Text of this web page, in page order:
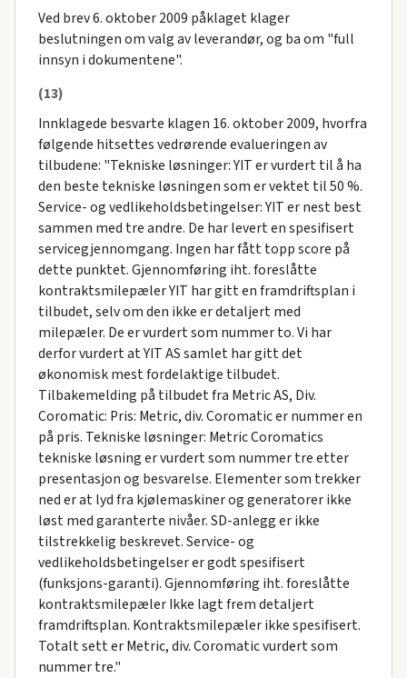
Ved brev 6. oktober 2009 påklaget klager
beslutningen om valg av leverandør, og ba om "full
innsyn i dokumentene".
(13)
Innklagede besvarte klagen 16. oktober 2009, hvorfra
følgende hitsettes vedrørende evalueringen av
tilbudene: "Tekniske løsninger: YIT er vurdert til å ha
den beste tekniske løsningen som er vektet til 50 %.
Service- og vedlikeholdsbetingelser: YIT er nest best
sammen med tre andre. De har levert en spesifisert
servicegjennomgang. Ingen har fått topp score på
dette punktet. Gjennomføring iht. foreslåtte
kontraktsmilepæler YIT har gitt en framdriftsplan i
tilbudet, selv om den ikke er detaljert med
milepæler. De er vurdert som nummer to. Vi har
derfor vurdert at YIT AS samlet har gitt det
økonomisk mest fordelaktige tilbudet.
Tilbakemelding på tilbudet fra Metric AS, Div.
Coromatic: Pris: Metric, div. Coromatic er nummer en
på pris. Tekniske løsninger: Metric Coromatics
tekniske løsning er vurdert som nummer tre etter
presentasjon og besvarelse. Elementer som trekker
ned er at lyd fra kjølemaskiner og generatorer ikke
løst med garanterte nivåer. SD-anlegg er ikke
tilstrekkelig beskrevet. Service- og
vedlikeholdsbetingelser er godt spesifisert
(funksjons-garanti). Gjennomføring iht. foreslåtte
kontraktsmilepæler Ikke lagt frem detaljert
framdriftsplan. Kontraktsmilepæler ikke spesifisert.
Totalt sett er Metric, div. Coromatic vurdert som
nummer tre."